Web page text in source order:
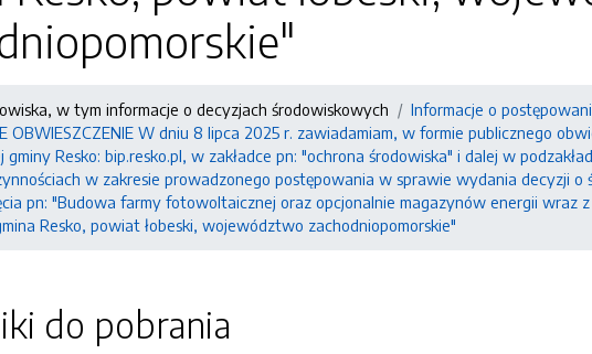
w tym informacje o decyzjach środowiskowych
Informacje o
OBWIESZCZENIE W dniu 8 lipca 2025 r. zawiadamiam, w formie publicznego
Resko: bip.resko.pl, w zakładce pn: "ochrona środowiska" i dalej w
w zakresie prowadzonego postępowania w sprawie wydania decyzji
pn: "Budowa farmy fotowoltaicznej oraz opcjonalnie magazynów energii wraz
Resko, powiat łobeski, województwo zachodniopomorskie"
do pobrania